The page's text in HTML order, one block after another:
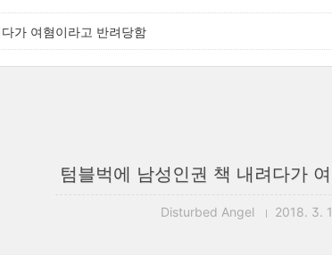
가 여혐이라고 반려당함
텀블벅에 남성인권 책 내려다가
Disturbed Angel 2018. 3.